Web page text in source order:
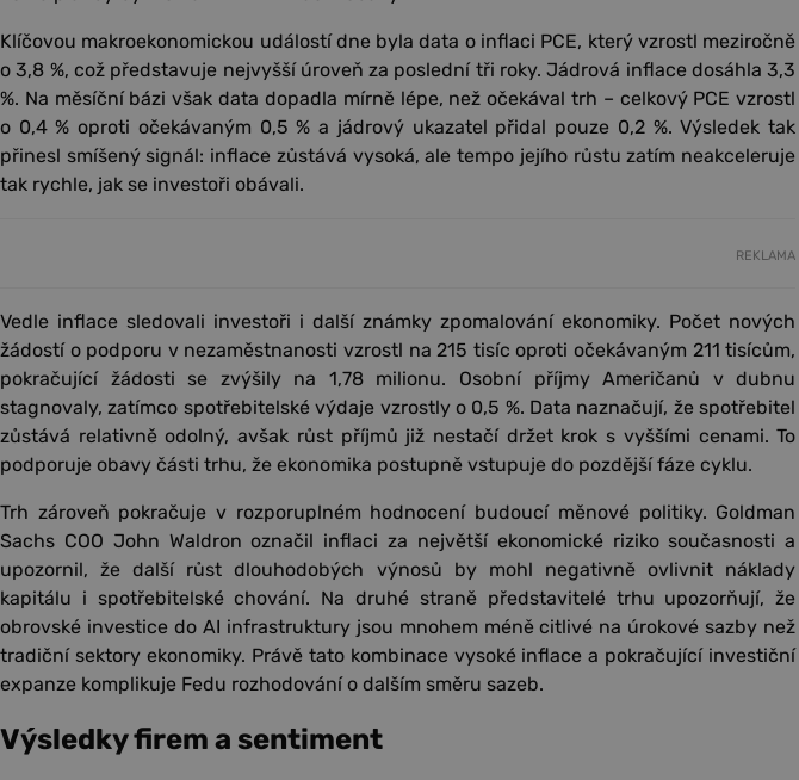
Klíčovou makroekonomickou událostí dne byla data o inflaci PCE, který vzrostl meziročně
o 3,8 %, což představuje nejvyšší úroveň za poslední tři roky. Jádrová inflace dosáhla 3,3
%. Na měsíční bázi však data dopadla mírně lépe, než očekával trh – celkový PCE vzrostl
o 0,4 % oproti očekávaným 0,5 % a jádrový ukazatel přidal pouze 0,2 %. Výsledek tak
přinesl smíšený signál: inflace zůstává vysoká, ale tempo jejího růstu zatím neakceleruje
tak rychle, jak se investoři obávali.
REKLAMA
Vedle inflace sledovali investoři i další známky zpomalování ekonomiky. Počet nových
žádostí o podporu v nezaměstnanosti vzrostl na 215 tisíc oproti očekávaným 211 tisícům,
pokračující žádosti se zvýšily na 1,78 milionu. Osobní příjmy Američanů v dubnu
stagnovaly, zatímco spotřebitelské výdaje vzrostly o 0,5 %. Data naznačují, že spotřebitel
zůstává relativně odolný, avšak růst příjmů již nestačí držet krok s vyššími cenami. To
podporuje obavy části trhu, že ekonomika postupně vstupuje do pozdější fáze cyklu.
Trh zároveň pokračuje v rozporuplném hodnocení budoucí měnové politiky. Goldman
Sachs COO John Waldron označil inflaci za největší ekonomické riziko současnosti a
upozornil, že další růst dlouhodobých výnosů by mohl negativně ovlivnit náklady
kapitálu i spotřebitelské chování. Na druhé straně představitelé trhu upozorňují, že
obrovské investice do AI infrastruktury jsou mnohem méně citlivé na úrokové sazby než
tradiční sektory ekonomiky. Právě tato kombinace vysoké inflace a pokračující investiční
expanze komplikuje Fedu rozhodování o dalším směru sazeb.
Výsledky firem a sentiment